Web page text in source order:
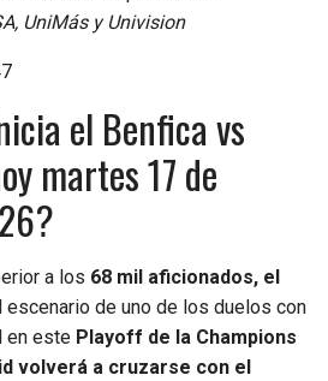
UniMás y Univision
el Benfica vs
martes 17 de
a los 68 mil aficionados, el
escenario de uno de los duelos con
en este Playoff de la Champions
volverá a cruzarse con el